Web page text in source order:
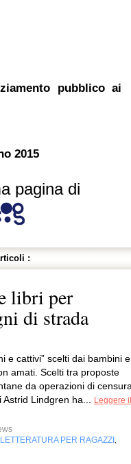
pubblico ai
2015
pagina di
:
libri per
di strada
e cattivi” scelti dai bambini e
amati. Scelti tra proposte
da operazioni di
Astrid Lindgren ha...
Leggere il
LETTERATURA PER RAGAZZI